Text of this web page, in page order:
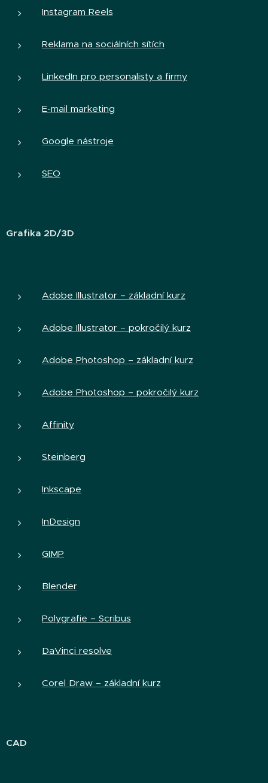
Instagram Reels
Reklama na sociálních sítích
LinkedIn pro personalisty a firmy
E-mail marketing
Google nástroje
SEO
Grafika 2D/3D
Adobe Illustrator – základní kurz
Adobe Illustrator – pokročilý kurz
Adobe Photoshop – základní kurz
Adobe Photoshop – pokročilý kurz
Affinity
Steinberg
Inkscape
InDesign
GIMP
Blender
Polygrafie – Scribus
DaVinci resolve
Corel Draw – základní kurz
CAD